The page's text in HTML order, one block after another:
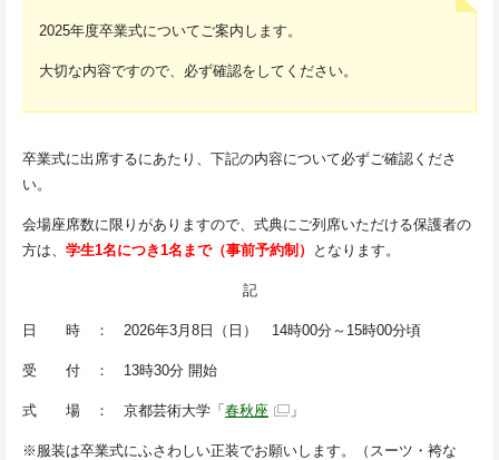
2025年度卒業式についてご案内します。
大切な内容ですので、必ず確認をしてください。
卒業式に出席するにあたり、下記の内容について必ずご確認くださ
い。
会場座席数に限りがありますので、式典にご列席いただける保護者の
方は、 学生1名につき1名まで（事前予約制） となります。
記
日 時 ： 2026年3月8日（日） 14時00分～15時00分頃
受 付 ： 13時30分 開始
式 場 ： 京都芸術大学「春秋座 」
※服装は卒業式にふさわしい正装でお願いします。（スーツ・袴な